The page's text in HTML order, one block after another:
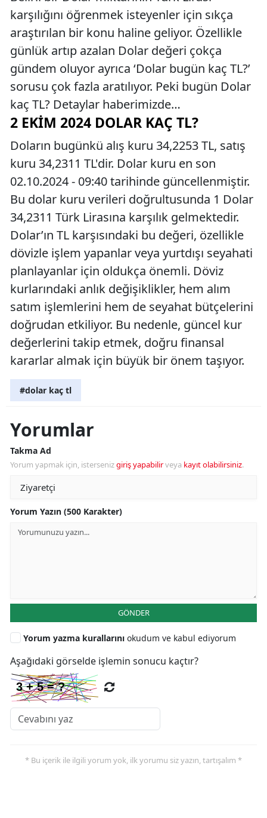
karşılığını öğrenmek isteyenler için sıkça
araştırılan bir konu haline geliyor. Özellikle
günlük artıp azalan Dolar değeri çokça
gündem oluyor ayrıca ‘Dolar bugün kaç TL?’
sorusu çok fazla aratılıyor. Peki bugün Dolar
kaç TL? Detaylar haberimizde…
2 EKIM 2024 DOLAR KAÇ TL?
Doların bugünkü alış kuru 34,2253 TL, satış
kuru 34,2311 TL'dir. Dolar kuru en son
02.10.2024 - 09:40 tarihinde güncellenmiştir.
Bu dolar kuru verileri doğrultusunda 1 Dolar
34,2311 Türk Lirasına karşılık gelmektedir.
Dolar’ın TL karşısındaki bu değeri, özellikle
dövizle işlem yapanlar veya yurtdışı seyahati
planlayanlar için oldukça önemli. Döviz
kurlarındaki anlık değişiklikler, hem alım
satım işlemlerini hem de seyahat bütçelerini
doğrudan etkiliyor. Bu nedenle, güncel kur
değerlerini takip etmek, doğru finansal
kararlar almak için büyük bir önem taşıyor.
#dolar kaç tl
Yorumlar
Takma Ad
Yorum yapmak için, istersenizgiriş yapabilirveya kayıt olabilirsiniz.
Yorum Yazın (500 Karakter)
GÖNDER
Yorum yazma kurallarını okudum ve kabul ediyorum
Aşağıdaki görselde işlemin sonucu kaçtır?
* Bu içerik ile ilgili yorum yok, ilk yorumu siz yazın, tartışalım *